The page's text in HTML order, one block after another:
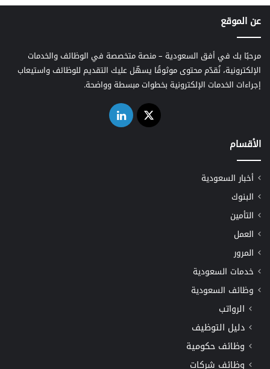
عن الموقع
مرحبًا بك في أفق السعودية – منصة متخصصة في الوظائف والخدمات
الإلكترونية، نُقدّم محتوى موثوقًا يسهّل عليك التقديم للوظائف واستيعاب
إجراءات الخدمات الإلكترونية بخطوات مبسطة وواضحة.
‫X لينكدإن
الأقسام
أخبار السعودية
البنوك
التأمين
العمل
المرور
خدمات السعودية
وظائف السعودية
الرواتب
دليل التوظيف
وظائف حكومية
وظائف شركات